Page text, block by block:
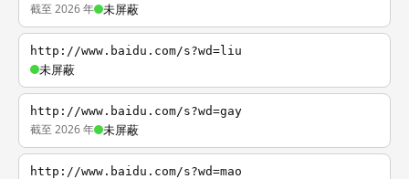
截至 2026 年 未屏蔽
http://www.baidu.com/s?wd=liu
未屏蔽
http://www.baidu.com/s?wd=gay
截至 2026 年 未屏蔽
http://www.baidu.com/s?wd=mao